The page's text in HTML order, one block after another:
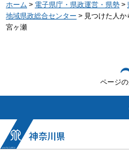
ホーム > 電子県庁・県政運営・県勢 >
地域県政総合センター > 見つけた人か
宮ヶ瀬
ページ